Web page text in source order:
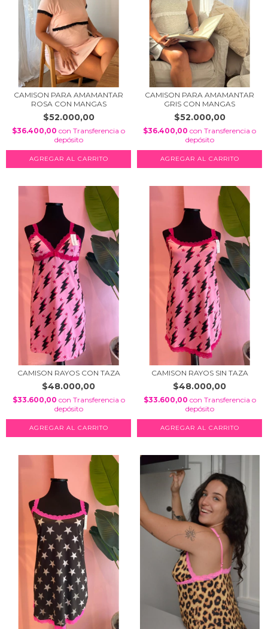
CAMISON PARA AMAMANTAR
ROSA CON MANGAS
$52.000,00
$36.400,00 con Transferencia o
depósito
AGREGAR AL CARRITO
CAMISON PARA AMAMANTAR
GRIS CON MANGAS
$52.000,00
$36.400,00 con Transferencia o
depósito
AGREGAR AL CARRITO
CAMISON RAYOS CON TAZA
$48.000,00
$33.600,00 con Transferencia o
depósito
AGREGAR AL CARRITO
CAMISON RAYOS SIN TAZA
$48.000,00
$33.600,00 con Transferencia o
depósito
AGREGAR AL CARRITO